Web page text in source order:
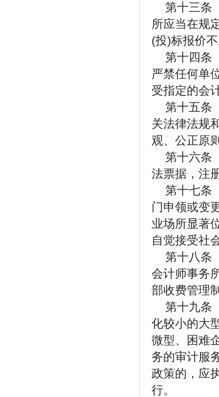
第十三条
所应当在规
(投)标报价
第十四条
严禁任何单
受指定的会
第十五条
关法律法规
观、公正原
第十六条
法票据，注
第十七条
门申领或变
业场所显著
自觉接受社
第十八条
会计师事务
部收费管理
第十九条
化较小的大
微型、困难
务的审计服
政策的，应
行。